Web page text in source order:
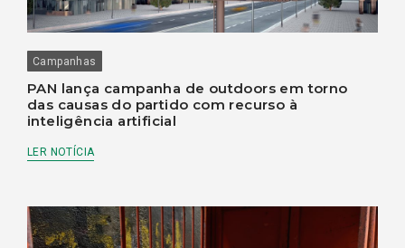
Campanhas
PAN lança campanha de outdoors em torno
das causas do partido com recurso à
inteligência artificial
LER NOTÍCIA